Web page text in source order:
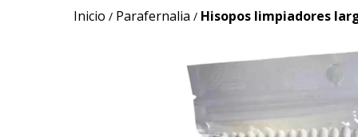
Inicio / Parafernalia / Hisopos limpiadores